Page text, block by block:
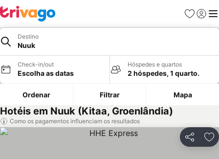
Favoritos
Iniciar
Destino
Nuuk
Check-in/out
Escolha as datas
Hóspedes e quartos
2 hóspedes, 1 quarto.
Ordenar Filtrar Mapa
Hotéis em Nuuk (Kitaa, Groenlândia)
Como os pagamentos influenciam os resultados
Partilhar